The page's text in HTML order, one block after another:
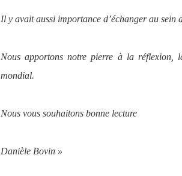
Il y avait aussi importance d’échanger au sein
Nous apportons notre pierre à la réflexion,
mondial.
Nous vous souhaitons bonne lecture
Danièle Bovin »